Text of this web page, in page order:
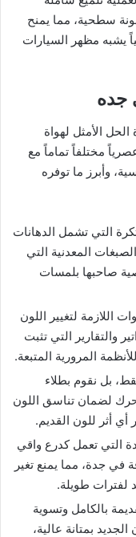
سطحية، مما يمنح
يشبه مظهر السيارات
جده
الأمثل لهواة
مختلفاً تماماً مع
وأبرز ما توفره
التي تشمل الدهانات
المعدنية التي
صاحبها بلمسات
اللازمة لتغيير اللون
والتقارير التي تثبت
المرورية المتبعة.
بل نقوم بطلاء
لضمان تناسق اللون
أثر للون القديم.
التي تعمل كدرع واقي
جدة، مما يمنع تغير
لفترات طويلة.
بالكامل وتسوية
بمتانة عالية،